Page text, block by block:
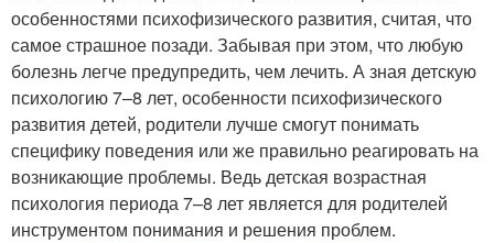
особенностями психофизического развития, считая, что
самое страшное позади. Забывая при этом, что любую
болезнь легче предупредить, чем лечить. А зная детскую
психологию 7–8 лет, особенности психофизического
развития детей, родители лучше смогут понимать
специфику поведения или же правильно реагировать на
возникающие проблемы. Ведь детская возрастная
психология периода 7–8 лет является для родителей
инструментом понимания и решения проблем.